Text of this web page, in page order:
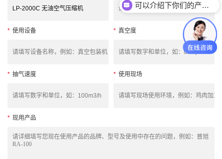
* 使用设备 * 真空度
* 抽气速度 * 使用现场
* 现用产品
可以介绍下你们的产品么？